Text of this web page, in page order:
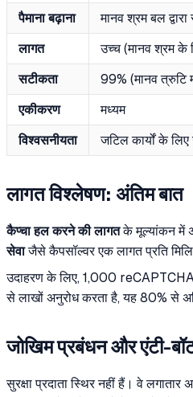
पैमाना बढ़ाना
मानव श्रम बल द्वारा
लागत
उच्च (मानव श्रम के
सटीकता
99% (मानव त्रुटि
एकीकरण
मध्यम
विश्वसनीयता
जटिल कार्यों के
लागत विश्लेषण: अंतिम बात
कैप्चा हल करने की लागतके मूल्यांकन में
सेवाजैसे कैपसॉल्वर एक लागत प्रति
उदाहरण के लिए, 1,000
से लाखों अनुरोध करता है, यह 80% से
जोखिम प्रबंधन और एंटी-
सुरक्षा प्रदाता स्थिर नहीं हैं। वे